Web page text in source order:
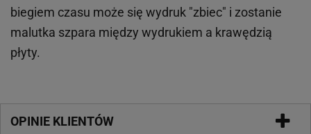
biegiem czasu może się wydruk "zbiec" i zostanie
malutka szpara między wydrukiem a krawędzią
płyty.
OPINIE KLIENTÓW